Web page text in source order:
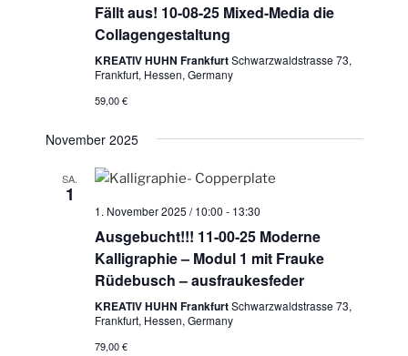
Fällt aus! 10-08-25 Mixed-Media die
Collagengestaltung
KREATIV HUHN FrankfurtSchwarzwaldstrasse 73,
Frankfurt, Hessen, Germany
59,00 €
November 2025
SA.
1
1. November 2025 / 10:00 - 13:30
Ausgebucht!!! 11-00-25 Moderne
Kalligraphie – Modul 1 mit Frauke
Rüdebusch – ausfraukesfeder
KREATIV HUHN FrankfurtSchwarzwaldstrasse 73,
Frankfurt, Hessen, Germany
79,00 €